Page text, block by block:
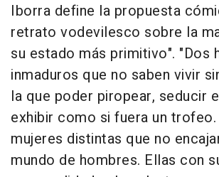
Iborra define la propuesta
retrato vodevilesco sobre la
su estado más primitivo". "Dos
inmaduros que no saben vivir
la que poder piropear, seducir
exhibir como si fuera un
mujeres distintas que no
mundo de hombres. Ellas con